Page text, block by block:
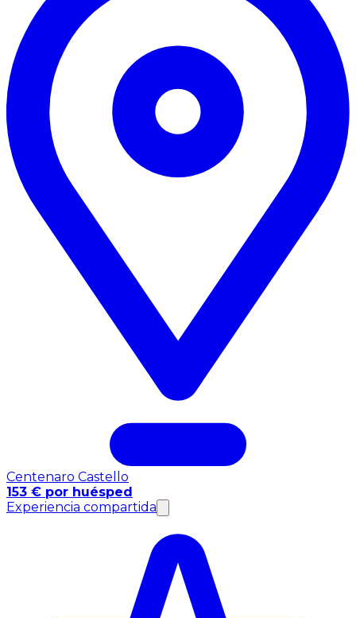
Centenaro Castello
153 € por huésped
Experiencia compartida